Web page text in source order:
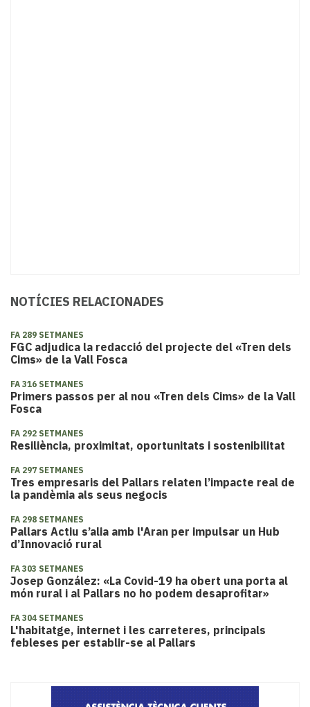
NOTÍCIES RELACIONADES
FA 289 SETMANES
FGC adjudica la redacció del projecte del «Tren dels
Cims» de la Vall Fosca
FA 316 SETMANES
Primers passos per al nou «Tren dels Cims» de la Vall
Fosca
FA 292 SETMANES
Resiliència, proximitat, oportunitats i sostenibilitat
FA 297 SETMANES
Tres empresaris del Pallars relaten l’impacte real de
la pandèmia als seus negocis
FA 298 SETMANES
Pallars Actiu s’alia amb l'Aran per impulsar un Hub
d’Innovació rural
FA 303 SETMANES
Josep González: «La Covid-19 ha obert una porta al
món rural i al Pallars no ho podem desaprofitar»
FA 304 SETMANES
L'habitatge, internet i les carreteres, principals
febleses per establir-se al Pallars